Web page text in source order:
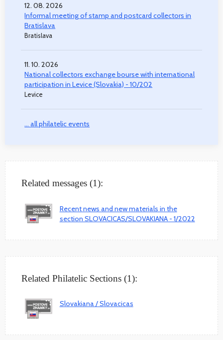
12. 08. 2026
Informal meeting of stamp and postcard collectors in
Bratislava
Bratislava
11. 10. 2026
National collectors exchange bourse with international
participation in Levice (Slovakia) - 10/202
Levice
... all philatelic events
Related messages (1):
Recent news and new materials in the
section SLOVACICAS/SLOVAKIANA - 1/2022
Related Philatelic Sections (1):
Slovakiana / Slovacicas